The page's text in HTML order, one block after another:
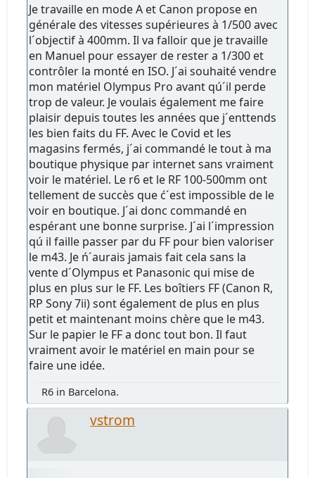
Je travaille en mode A et Canon propose en
générale des vitesses supérieures à 1/500 avec
l´objectif à 400mm. Il va falloir que je travaille
en Manuel pour essayer de rester a 1/300 et
contrôler la monté en ISO. J´ai souhaité vendre
mon matériel Olympus Pro avant qú´il perde
trop de valeur. Je voulais également me faire
plaisir depuis toutes les années que j´enttends
les bien faits du FF. Avec le Covid et les
magasins fermés, j´ai commandé le tout à ma
boutique physique par internet sans vraiment
voir le matériel. Le r6 et le RF 100-500mm ont
tellement de succès que ć´est impossible de le
voir en boutique. J´ai donc commandé en
espérant une bonne surprise. J´ai l´impression
qú il faille passer par du FF pour bien valoriser
le m43. Je ń´aurais jamais fait cela sans la
vente d´Olympus et Panasonic qui mise de
plus en plus sur le FF. Les boîtiers FF (Canon R,
RP Sony 7ii) sont également de plus en plus
petit et maintenant moins chère que le m43.
Sur le papier le FF a donc tout bon. Il faut
vraiment avoir le matériel en main pour se
faire une idée.
R6 in Barcelona.
vstrom